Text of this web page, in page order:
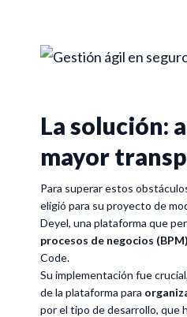
La solución:
mayor
Para superar estos
eligió para su proyecto de
Deyel, una plataforma que
procesos de negocios (BPM)
Code.
Su implementación fue
de la plataforma para
por el tipo de desarrollo, que